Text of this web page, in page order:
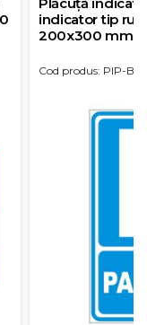
indicator tip
200x300 mm,
Cod produs: PIP-